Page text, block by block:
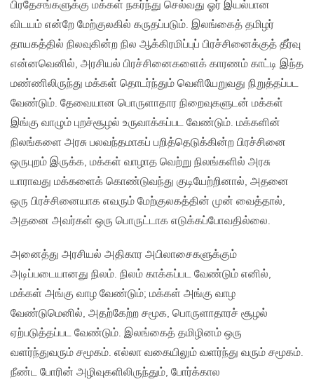
பிரதேசங்களுக்கு மக்கள் நகர்ந்து செல்வது ஓர் இயல்பான
விடயம் என்றே மேற்குலகில் கருதப்படும். இலங்கைத் தமிழர்
தாயகத்தில் நிலவுகின்ற நில ஆக்கிரமிப்புப் பிரச்சினைக்குத் தீர்வு
என்னவெனில், அரசியல் பிரச்சினைகளைக் காரணம் காட்டி இந்த
மண்ணிலிருந்து மக்கள் தொடர்ந்தும் வெளியேறுவது நிறுத்தப்பட
வேண்டும். தேவையான பொருளாதார நிறைவுகளுடன் மக்கள்
இங்கு வாழும் புறச்சூழல் உருவாக்கப்பட வேண்டும். மக்களின்
நிலங்களை அரசு பலவந்தமாகப் பறித்தெடுக்கின்ற பிரச்சினை
ஒருபுறம் இருக்க, மக்கள் வாழாத வெற்று நிலங்களில் அரசு
யாராவது மக்களைக் கொண்டுவந்து குடியேற்றினால், அதனை
ஒரு பிரச்சினையாக எவரும் மேற்குலகத்தின் முன் வைத்தால்,
அதனை அவர்கள் ஒரு பொருட்டாக எடுக்கப்போவதில்லை.
அனைத்து அரசியல் அதிகார அபிலாசைகளுக்கும்
அடிப்படையானது நிலம். நிலம் காக்கப்பட வேண்டும் எனில்,
மக்கள் அங்கு வாழ வேண்டும்; மக்கள் அங்கு வாழ
வேண்டுமெனில், அதற்கேற்ற சமூக, பொருளாதாரச் சூழல்
ஏற்படுத்தப்பட வேண்டும். இலங்கைத் தமிழினம் ஒரு
வளர்ந்துவரும் சமூகம். எல்லா வகையிலும் வளர்ந்து வரும் சமூகம்.
நீண்ட போரின் அழிவுகளிலிருந்தும், போர்க்கால